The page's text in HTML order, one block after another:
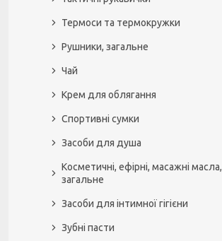
Термоси та термокружки
Рушники, загальне
Чай
Крем для облягання
Спортивні сумки
Засоби для душа
Косметичні, ефірні, масажні масла,
загальне
Засоби для інтимної гігієни
Зубні пасти